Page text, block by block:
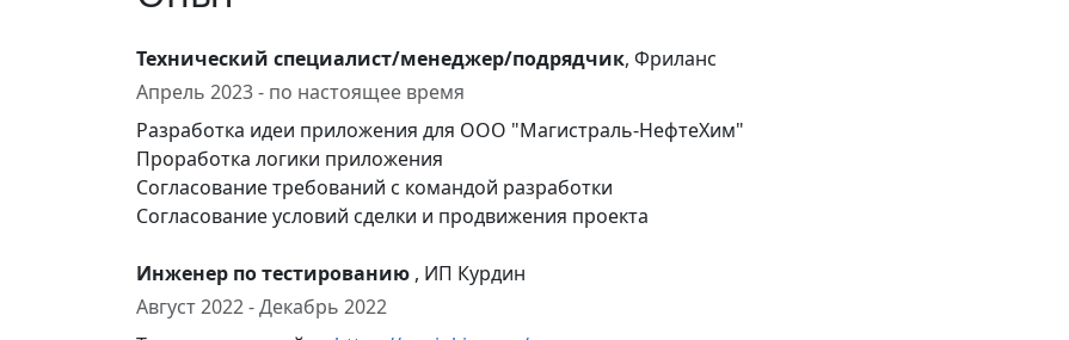
Технический специалист/менеджер/подрядчик, Фриланс
Апрель 2023 - по настоящее время
Разработка идеи приложения для ООО "Магистраль-НефтеХим"
Проработка логики приложения
Согласование требований с командой разработки
Согласование условий сделки и продвижения проекта
Инженер по тестированию , ИП Курдин
Август 2022 - Декабрь 2022